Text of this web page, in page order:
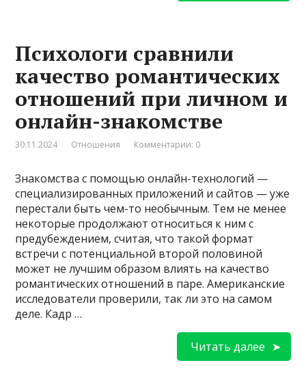
Психологи сравнили
качество романтических
отношений при личном и
онлайн-знакомстве
30.11.2024 Отношения Комментарии: 0
Знакомства с помощью онлайн-технологий —
специализированных приложений и сайтов — уже
перестали быть чем-то необычным. Тем не менее
некоторые продолжают относиться к ним с
предубеждением, считая, что такой формат
встречи с потенциальной второй половиной
может не лучшим образом влиять на качество
романтических отношений в паре. Американские
исследователи проверили, так ли это на самом
деле. Кадр …
Читать далее